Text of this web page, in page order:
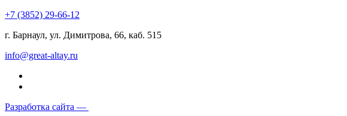
+7 (3852) 29-66-12
г. Барнаул, ул. Димитрова, 66, каб. 515
info@great-altay.ru
Разработка сайта —